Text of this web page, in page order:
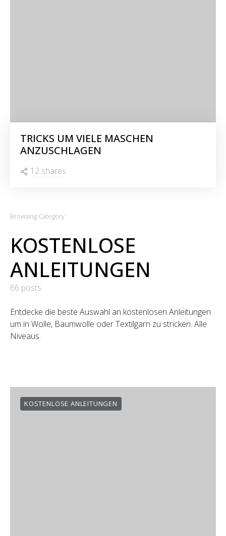
TRICKS UM VIELE MASCHEN
ANZUSCHLAGEN
12 shares
Browsing Category
KOSTENLOSE
ANLEITUNGEN
66 posts
Entdecke die beste Auswahl an kostenlosen Anleitungen
um in Wolle, Baumwolle oder Textilgarn zu stricken. Alle
Niveaus.
KOSTENLOSE ANLEITUNGEN